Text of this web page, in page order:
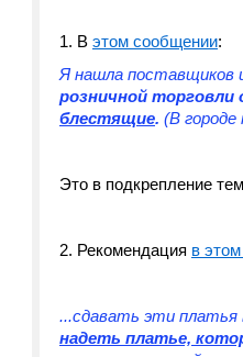
1. В этом сообщении:
Я нашла поставщиков
розничной торговли
блестящие. (В
Это в подкрепление
2. Рекомендация в
...сдавать эти платья
надеть платье,